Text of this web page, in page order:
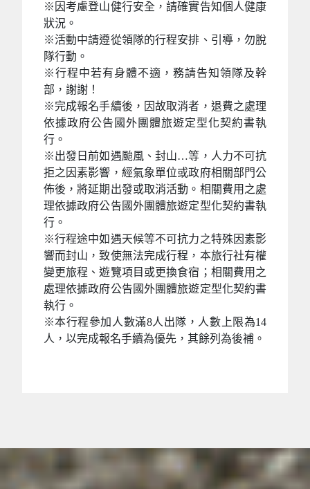
※因考慮登山健行安全，請確實告知個人健康
狀況。
※活動中請遵從領隊的行程安排、引導，勿脫
隊行動。
※行程中若有身體不適，務請告知領隊及幹
部，謝謝！
※完成報名手續後，因故取消者，退費之處理
依據政府公告國外團體旅遊定型化契約書執
行。
※出發日前如遇颱風、封山…等，人力不可抗
拒之因素影響，經氣象單位或政府相關部門公
佈後，將延期出發或取消活動。相關費用之處
理依據政府公告國外團體旅遊定型化契約書執
行。
※行程途中如遇天候等不可抗力之特殊因素影
響而封山，致使無法完成行程，本旅行社有權
變更旅程、遊覽項目或更換食宿；相關費用之
處理依據政府公告國外團體旅遊定型化契約書
執行。
※本行程參加人數滿8人出隊，人數上限為14
人，以完成報名手續為優先，其餘列為後補。